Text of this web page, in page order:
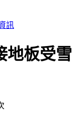
訊
地板受雪